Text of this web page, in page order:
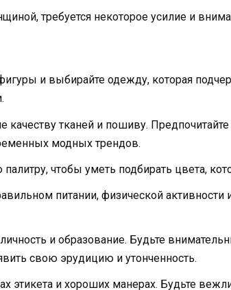
требуется некоторое усилие и
и выбирайте одежду, которая
качеству тканей и пошиву.
модных трендов.
чтобы уметь подбирать цвета,
питании, физической активности
и образование. Будьте
свою эрудицию и утонченность.
этикета и хороших манерах. Будьте